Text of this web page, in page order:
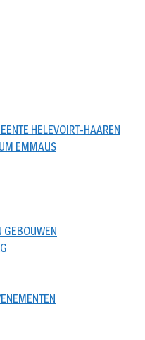
HELEVOIRT-HAAREN
EMMAUS
GEBOUWEN